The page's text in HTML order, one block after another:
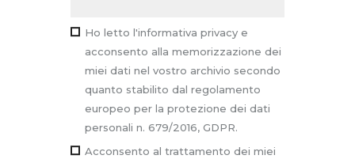
Ho letto l'informativa privacy e
acconsento alla memorizzazione dei
miei dati nel vostro archivio secondo
quanto stabilito dal regolamento
europeo per la protezione dei dati
personali n. 679/2016, GDPR.
Acconsento al trattamento dei miei